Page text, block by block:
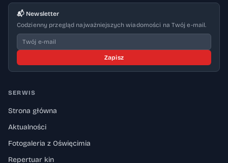
📬 Newsletter
Codzienny przegląd najważniejszych wiadomości na Twój e-mail.
Zapisz
SERWIS
Strona główna
Aktualności
Fotogaleria z Oświęcimia
Repertuar kin